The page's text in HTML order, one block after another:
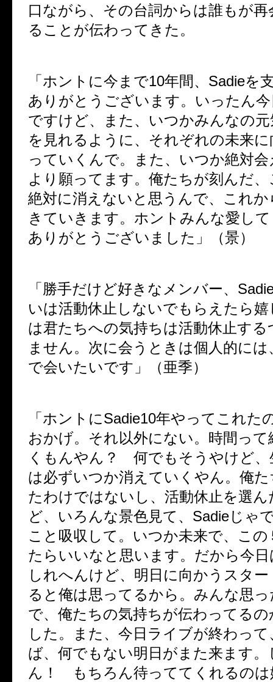
口ながら、その台詞からは誰もが
ることが伝わってきた。
「ホントに今まで10年間、Sadieを
ありがとうございます。いったん
ですけど、また、いつかみんなの
を見れるように、それぞれの未来
っていくんで。また、いつか絶対
より願ってます。俺たちが刻んだ
絶対に消えないと思うんで、これ
きていきます。ホントみんな愛し
ありがとうございました」（景）
「勝手だけど好きなメンバー、
いは活動休止しないでもらえたら
は君たちへの気持ちは活動休止す
ません。次に会うときは個人的に
で会いたいです」（亜季）
「ホントにSadie10年やってこれた
おかげ。それ以外にない。時間っ
くもんやん？ 何でもそうやけど、
は必ずいつか消えていくやん。俺
たわけではないし、活動休止を選
ど、いろんな景色見て、Sadieじゃ
こと吸収して。いつか未来で、こ
たらいいなと思います。だから今
しれへんけど、明日に向かうスタ
ると俺は思ってるから。みんな思
で、俺たちの気持ちが伝わってる
した。また、今日ライブが終わっ
ば、何でもない明日がまた来ます
ん！ もちろん待っててくれるのは